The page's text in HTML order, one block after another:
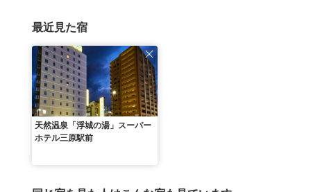
最近見た宿
天然温泉「浮城の湯」スーパー
ホテル三原駅前